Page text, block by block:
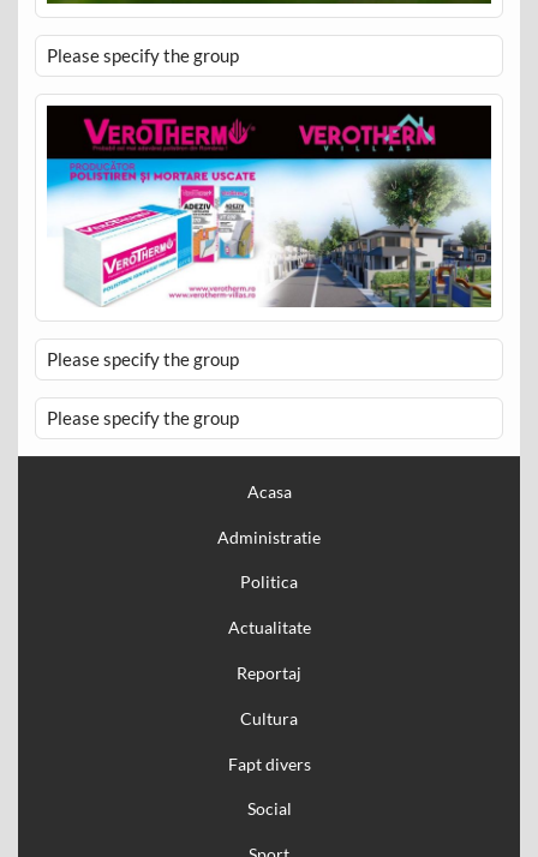
Please specify the group
Please specify the group
Please specify the group
Acasa
Administratie
Politica
Actualitate
Reportaj
Cultura
Fapt divers
Social